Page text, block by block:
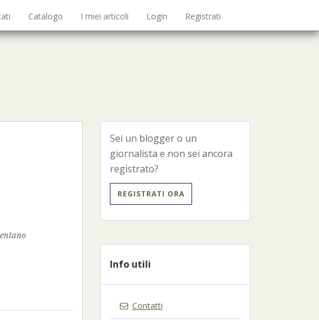
Catalogo I miei articoli Login Registrati
Sei un blogger o un
giornalista e non sei ancora
registrato?
REGISTRATI ORA
Info utili
Contatti